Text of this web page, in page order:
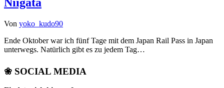
Von yoko_kudo90
Ende Oktober war ich fünf Tage mit dem Japan Rail Pass in Japan
unterwegs. Natürlich gibt es zu jedem Tag…
❀ SOCIAL MEDIA